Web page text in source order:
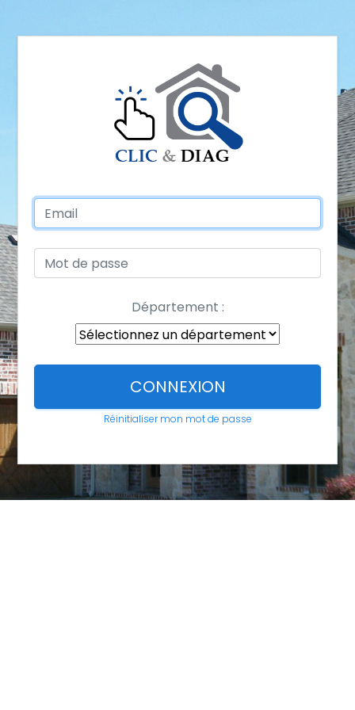
Département :
CONNEXION
Réinitialiser mon mot de passe